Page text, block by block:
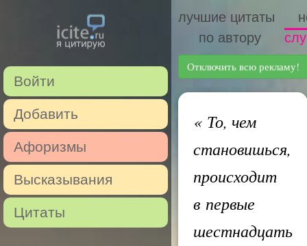
Войти
Добавить
Афоризмы
Высказывания
Цитаты
лучшие цитаты
по автору
Отключить всю рекламу!
«То, чем
становишься,
происходит
в первые
шестнадцать